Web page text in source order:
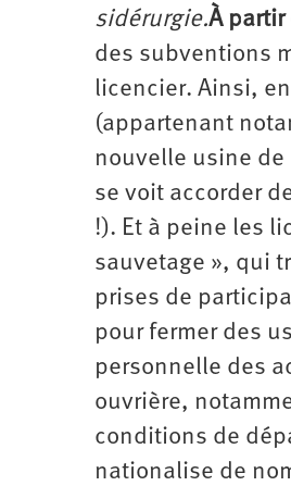
sidérurgie.À partir
des subventions
licencier. Ainsi,
(appartenant
nouvelle usine de
se voit accorder
!). Et à peine les
sauvetage », qui
prises de
pour fermer des
personnelle des
ouvrière,
conditions de
nationalise de